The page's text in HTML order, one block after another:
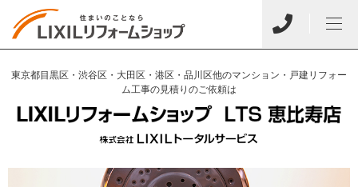
東京都目黒区・渋谷区・大田区・港区・品川区他のマンション・戸建リフォー
ム工事の見積りのご依頼は